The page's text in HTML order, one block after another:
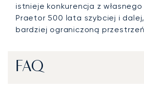
istnieje konkurencja z
Praetor 500 lata szybciej i
bardziej ograniczoną
FAQ